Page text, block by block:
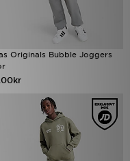
Originals Bubble Joggers